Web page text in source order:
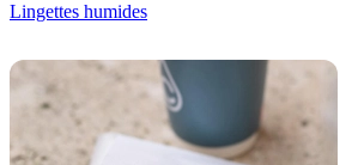
Lingettes humides